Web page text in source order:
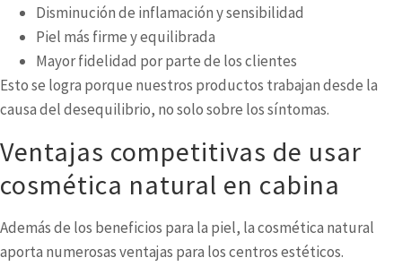
Disminución de inflamación y sensibilidad
Piel más firme y equilibrada
Mayor fidelidad por parte de los clientes
Esto se logra porque nuestros productos trabajan desde la
causa del desequilibrio, no solo sobre los síntomas.
Ventajas competitivas de usar
cosmética natural en cabina
Además de los beneficios para la piel, la cosmética natural
aporta numerosas ventajas para los centros estéticos.